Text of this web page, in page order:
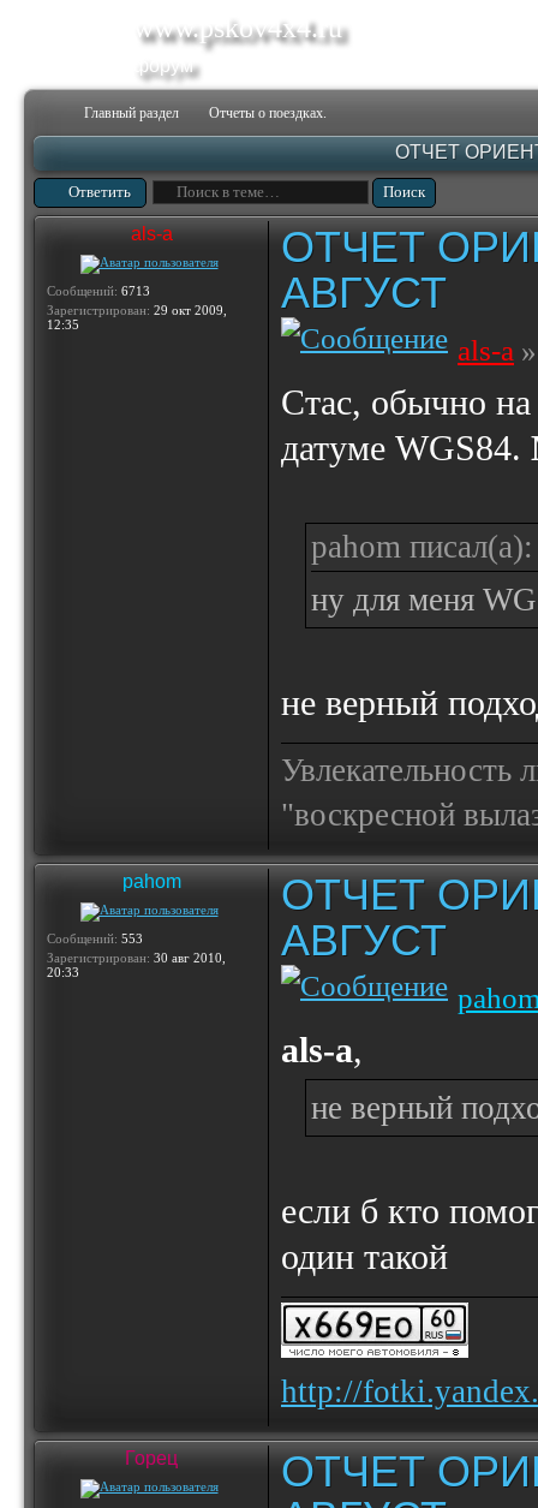
www.pskov4x4.ru
форум
Главный раздел Отчеты о поездках.
ОТЧЕТ
Ответить
als-a
Сообщений: 6713
Зарегистрирован: 29 окт 2009,
12:35
ОТЧЕТ
АВГУСТ
als-a
Стас, обычно на
датуме WGS84.
pahom писал(а):
ну для меня
не верный
Увлекательность
"воскресной
pahom
Сообщений: 553
Зарегистрирован: 30 авг 2010,
20:33
ОТЧЕТ
АВГУСТ
als-a,
не верный
если б кто
один такой
http://
Горец
ОТЧЕТ